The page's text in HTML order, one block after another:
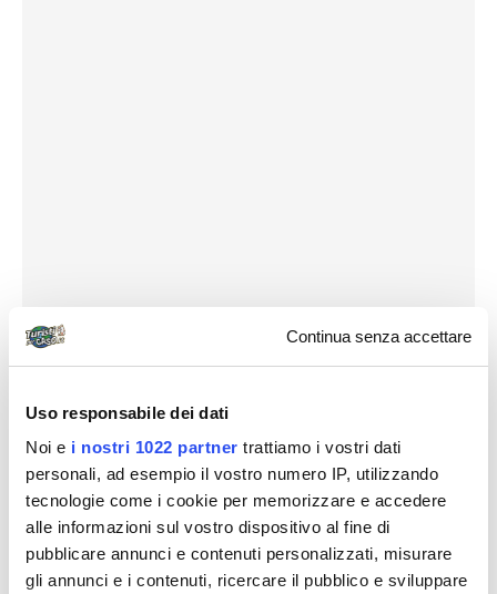
Continua senza accettare
Uso responsabile dei dati
Noi e i nostri 1022 partner trattiamo i vostri dati
personali, ad esempio il vostro numero IP, utilizzando
tecnologie come i cookie per memorizzare e accedere
alle informazioni sul vostro dispositivo al fine di
pubblicare annunci e contenuti personalizzati, misurare
gli annunci e i contenuti, ricercare il pubblico e sviluppare
Ci siamo stati, ma la spiaggia è bruttina e a parte
panorama, non abbiamo trovato nulla di interessante
da vedere. In barca invece, abbiamo partecipato a
una gita organizzata. Tutte le gite partivano dalla
spiaggia davanti al nostro hotel. Le gite sono tutte
simili e le barche fanno tappa quasi in ogni spiaggia
per raccogliere i partecipanti direttamente dalle